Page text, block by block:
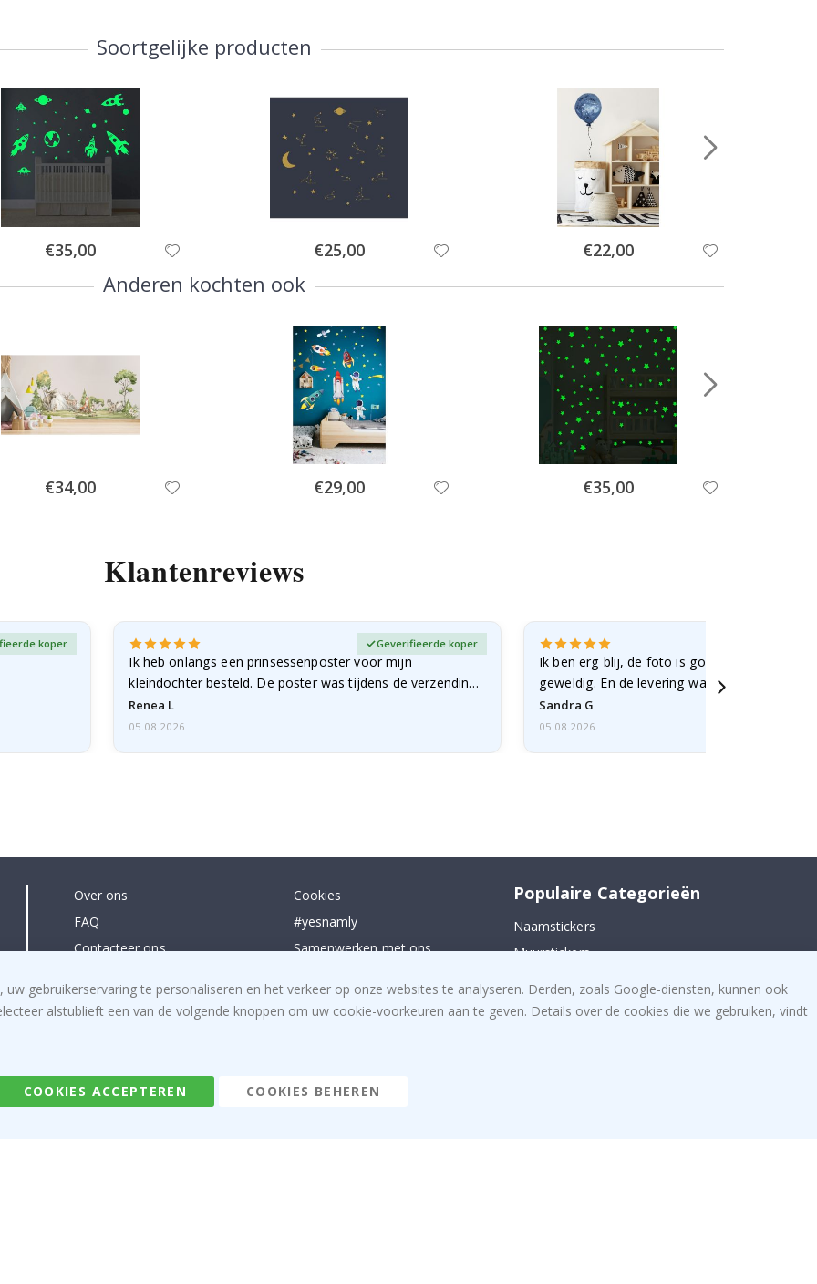
Soortgelijke producten
Special
Price
€35,00 Special
Price
€25,00 Special
Price
€22,00
Anderen kochten ook
Special
Price
€34,00 Special
Price
€29,00 Special
Price
€35,00
Klantenreviews
koper
Ik heb onlangs een prinsessenposter voor mijn
kleindochter besteld. De poster was tijdens de verzending
licht…
Renea L
Geverifieerde koper
05.08.2026
Ik ben erg blij, de foto is goed gelukt en de
geweldig. En de levering was snel.
Sandra G
05.08.2026
Over ons
FAQ
Contacteer ons
Algemene voorwaarden
Cookies
#yesnamly
Samenwerken met ons
Inspiratie
Populaire Categorieën
Naamstickers
Muurstickers
Posters
gebruikerservaring te personaliseren en het verkeer op onze websites te analyseren. Derden, zoals Google-diensten, kunnen ook
alstublieft een van de volgende knoppen om uw cookie-voorkeuren aan te geven. Details over de cookies die we gebruiken, vindt
COOKIES ACCEPTEREN COOKIES BEHEREN